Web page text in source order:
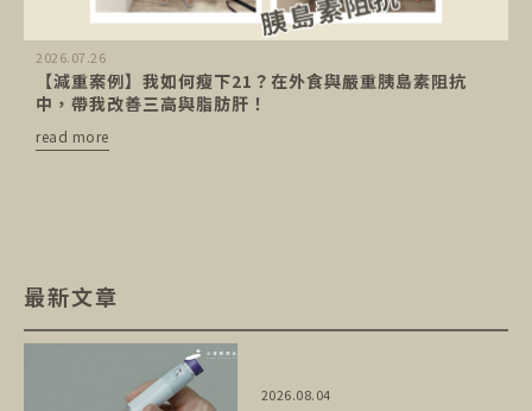
2026.07.26
【減重案例】我如何瘦下21？在外食與嚴重胰島素阻抗
中，帶我改善三高與脂肪肝！
read more
最新文章
2026.08.04